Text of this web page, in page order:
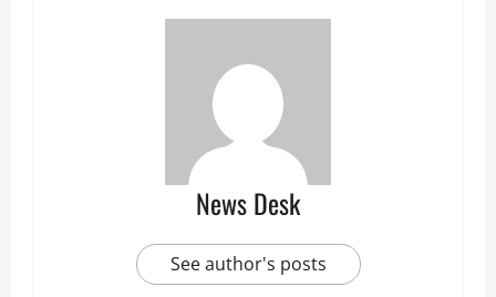
News Desk
See author's posts